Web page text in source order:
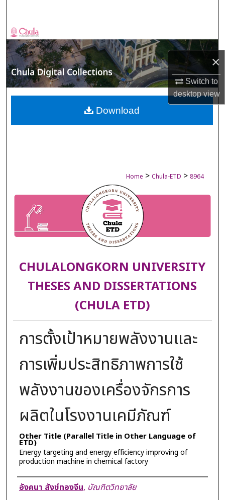
×
Switch to
desktopview
Browse Collections
My Account
About
Digital Commons Network™
Home > Chula-ETD > 8964
CHULALONGKORN UNIVERSITY
THESES AND DISSERTATIONS
(CHULA ETD)
การตั้งเป้าหมายพลังงานและ
การเพิ่มประสิทธิภาพการใช้
พลังงานของเครื่องจักรการ
ผลิตในโรงงานเคมีภัณฑ์
Other Title (Parallel Title in Other Language of
ETD)
Energy targeting and energy efficiency improving of
production machine in chemical factory
Author
อังคนา สังข์ทองจีน, บัณฑิตวิทยาลัย
Download